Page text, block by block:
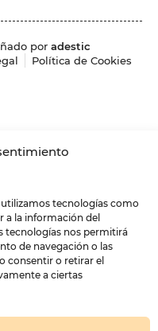
tecnologías como
a la información del
tecnologías nos permitirá
de navegación o las
consentir o retirar el
a ciertas
por adestic
Política de Cookies